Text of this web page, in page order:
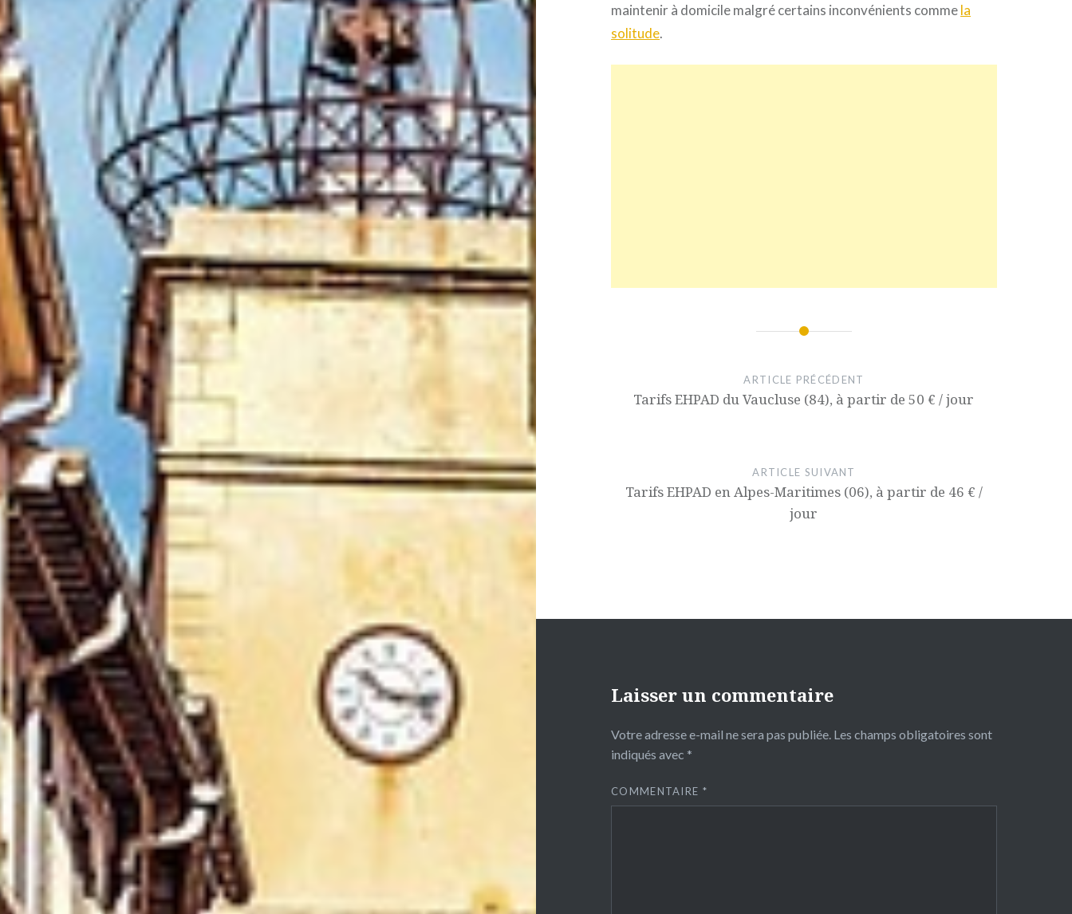
maintenir à domicile malgré certains inconvénients commela
solitude.
ARTICLE PRÉCÉDENT
Tarifs EHPAD du Vaucluse (84), à partir de 50 € / jour
ARTICLE SUIVANT
Tarifs EHPAD en Alpes-Maritimes (06), à partir de 46 € /
jour
Laisser un commentaire
Votre adresse e-mail ne sera pas publiée. Les champs obligatoires sont
indiqués avec *
COMMENTAIRE *